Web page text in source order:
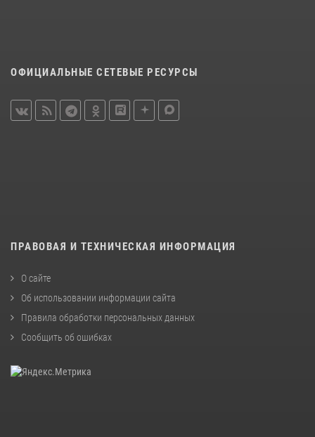
ОФИЦИАЛЬНЫЕ СЕТЕВЫЕ РЕСУРСЫ
ПРАВОВАЯ И ТЕХНИЧЕСКАЯ ИНФОРМАЦИЯ
О сайте
Об использовании информации сайта
Правила обработки персональных данных
Сообщить об ошибках